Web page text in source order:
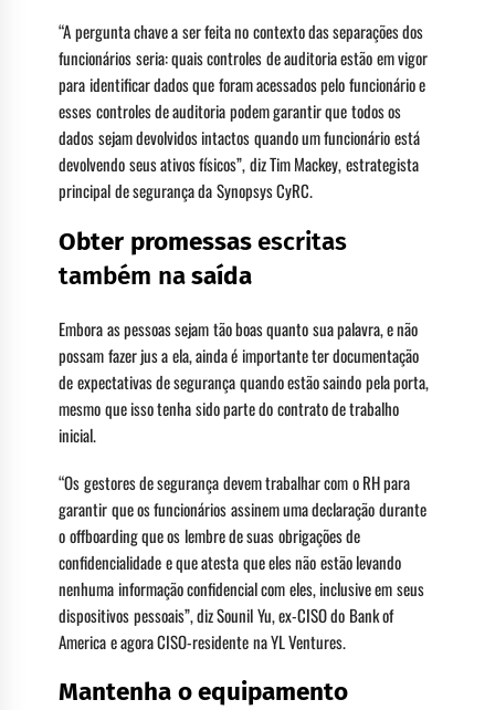
“A pergunta chave a ser feita no contexto das separações dos
funcionários seria: quais controles de auditoria estão em vigor
para identificar dados que foram acessados pelo funcionário e
esses controles de auditoria podem garantir que todos os
dados sejam devolvidos intactos quando um funcionário está
devolvendo seus ativos físicos”, diz Tim Mackey, estrategista
principal de segurança da Synopsys CyRC.
Obter promessasescritas
também nasaída
Embora as pessoas sejam tão boas quanto sua palavra, e não
possam fazer jus a ela, ainda é importante ter documentação
de expectativas de segurança quando estão saindo pela porta,
mesmo que isso tenha sido parte do contrato de trabalho
inicial.
“Os gestores de segurança devem trabalhar com o RH para
garantir que os funcionários assinem uma declaração durante
o offboarding que os lembre de suas obrigações de
confidencialidade e que atesta que eles não estão levando
nenhuma informação confidencial com eles, inclusive em seus
dispositivos pessoais”, diz Sounil Yu, ex-CISO do Bank of
America e agora CISO-residente na YL Ventures.
Mantenha o equipamento